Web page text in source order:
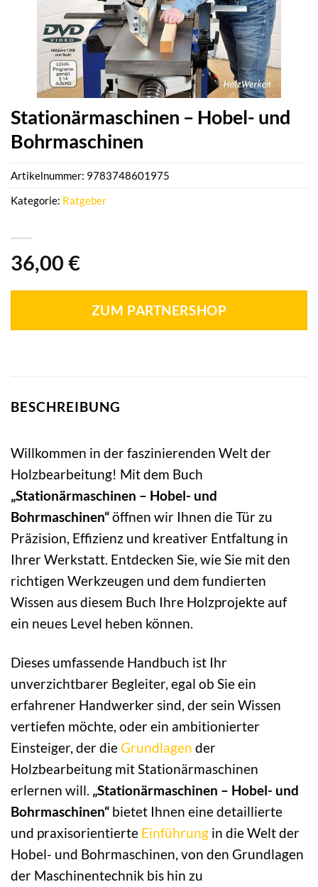
Stationärmaschinen – Hobel- und
Bohrmaschinen
36,00 €
ZUM PARTNERSHOP
Artikelnummer: 9783748601975
Kategorie: Ratgeber
BESCHREIBUNG
Willkommen in der faszinierenden Welt der
Holzbearbeitung! Mit dem Buch
„Stationärmaschinen – Hobel- und
Bohrmaschinen“öffnen wir Ihnen die Tür zu
Präzision, Effizienz und kreativer Entfaltung in
Ihrer Werkstatt. Entdecken Sie, wie Sie mit den
richtigen Werkzeugen und dem fundierten
Wissen aus diesem Buch Ihre Holzprojekte auf
ein neues Level heben können.
Dieses umfassende Handbuch ist Ihr
unverzichtbarer Begleiter, egal ob Sie ein
erfahrener Handwerker sind, der sein Wissen
vertiefen möchte, oder ein ambitionierter
Einsteiger, der dieGrundlagen der
Holzbearbeitung mit Stationärmaschinen
erlernen will. „Stationärmaschinen – Hobel- und
Bohrmaschinen“ bietet Ihnen eine detaillierte
und praxisorientierte Einführung in die Welt der
Hobel- und Bohrmaschinen, von den Grundlagen
der Maschinentechnik bis hin zu